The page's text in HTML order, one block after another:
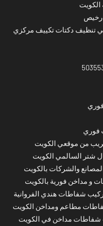
الكويت
رخيص
تنظيف دكتات تكييف مركزي
فوري
من موقعي الكويت
شتر السالمي الكويت
والشركات بالكويت
و مداخن فورية بالكويت
شفاطات هندي الفروانية
مطاعم ومداخن الكويت
مداخن في الكويت